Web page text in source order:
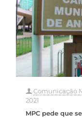
Comunicação
2021
MPC pede que